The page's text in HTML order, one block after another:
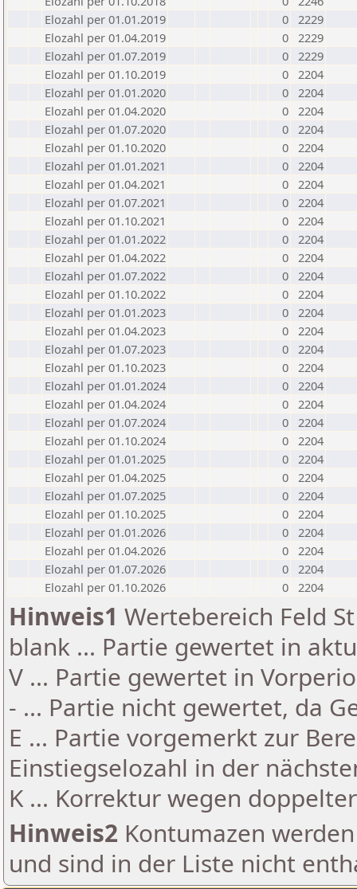
Elozahl per 01.01.2019
0 2229
Elozahl per 01.04.2019
0 2229
Elozahl per 01.07.2019
0 2229
Elozahl per 01.10.2019
0 2204
Elozahl per 01.01.2020
0 2204
Elozahl per 01.04.2020
0 2204
Elozahl per 01.07.2020
0 2204
Elozahl per 01.10.2020
0 2204
Elozahl per 01.01.2021
0 2204
Elozahl per 01.04.2021
0 2204
Elozahl per 01.07.2021
0 2204
Elozahl per 01.10.2021
0 2204
Elozahl per 01.01.2022
0 2204
Elozahl per 01.04.2022
0 2204
Elozahl per 01.07.2022
0 2204
Elozahl per 01.10.2022
0 2204
Elozahl per 01.01.2023
0 2204
Elozahl per 01.04.2023
0 2204
Elozahl per 01.07.2023
0 2204
Elozahl per 01.10.2023
0 2204
Elozahl per 01.01.2024
0 2204
Elozahl per 01.04.2024
0 2204
Elozahl per 01.07.2024
0 2204
Elozahl per 01.10.2024
0 2204
Elozahl per 01.01.2025
0 2204
Elozahl per 01.04.2025
0 2204
Elozahl per 01.07.2025
0 2204
Elozahl per 01.10.2025
0 2204
Elozahl per 01.01.2026
0 2204
Elozahl per 01.04.2026
0 2204
Elozahl per 01.07.2026
0 2204
Elozahl per 01.10.2026
0 2204
Hinweis1 Wertebereich Feld
blank ... Partie gewertet in
V ... Partie gewertet in
- ... Partie nicht gewertet, da
E ... Partie vorgemerkt zur
Einstiegselozahl in der
K ... Korrektur wegen
Hinweis2 Kontumazen
und sind in der Liste nicht